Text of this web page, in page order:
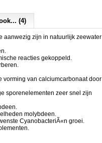
(4)
aanwezig zijn in natuurlijk zeewater
reacties gekoppeld.
vorming van calciumcarbonaat door
sporenelementen zeer snel zijn
molybdeen.
CyanobacteriÃ«n groei.